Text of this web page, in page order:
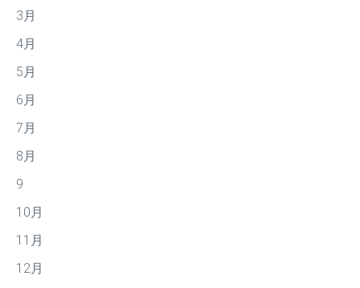
3月
4月
5月
6月
7月
8月
9
10月
11月
12月